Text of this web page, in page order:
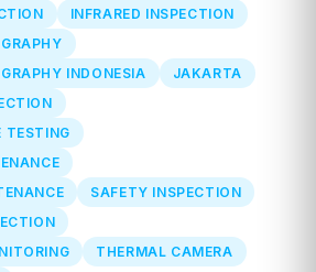
INFRARED INSPECTION
INDONESIA
JAKARTA
TESTING
SAFETY INSPECTION
THERMAL CAMERA